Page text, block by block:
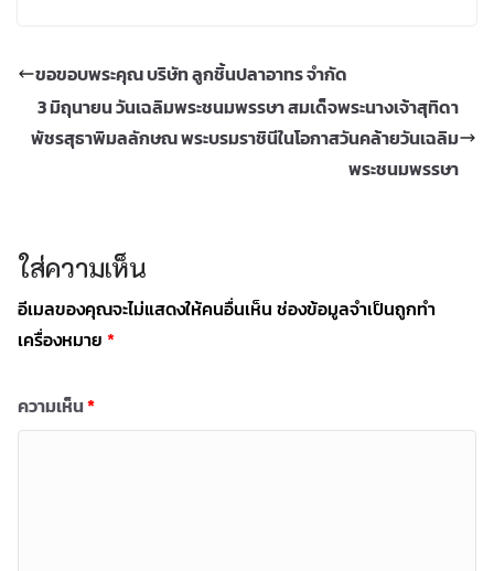
ขอขอบพระคุณ บริษัท ลูกชิ้นปลาอาทร จำกัด
3 มิถุนายน วันเฉลิมพระชนมพรรษา สมเด็จพระนางเจ้าสุทิดา
พัชรสุธาพิมลลักษณ พระบรมราชินีในโอกาสวันคล้ายวันเฉลิม
พระชนมพรรษา
ใส่ความเห็น
อีเมลของคุณจะไม่แสดงให้คนอื่นเห็น ช่องข้อมูลจำเป็นถูกทำ
เครื่องหมาย *
ความเห็น*